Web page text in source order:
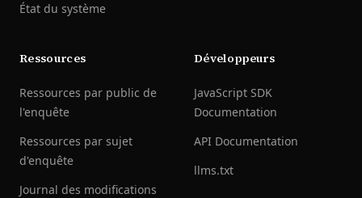
État du système
Ressources
Ressources par public de
l'enquête
Ressources par sujet
d'enquête
Journal des modifications
Développeurs
JavaScript SDK
Documentation
API Documentation
llms.txt